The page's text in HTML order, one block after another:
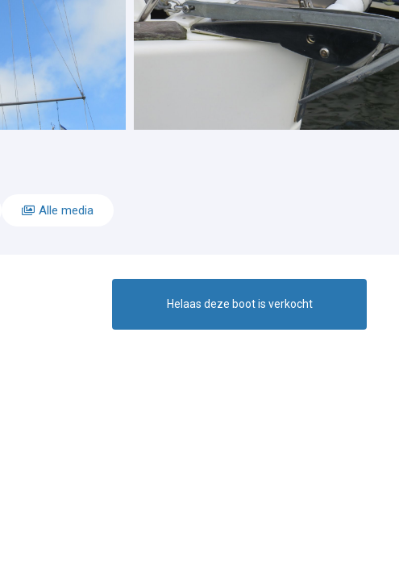
Alle media
Helaas deze boot is verkocht